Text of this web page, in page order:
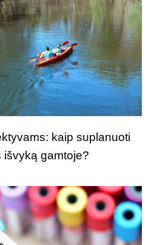
kaip suplanuoti
išvyką gamtoje?